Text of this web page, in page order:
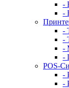
-
-
-
-
-
-
POS-
-
-